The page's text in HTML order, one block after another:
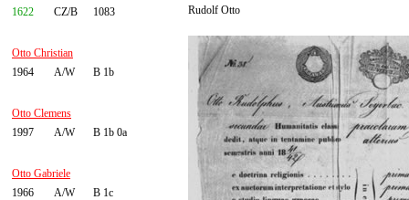
1622
CZ/B 1083
Otto Christian
1964
A/W B 1b
Otto Clemens
1997
A/W B 1b 0a
Otto Gabriele
1966
A/W B 1c
Rudolf Otto